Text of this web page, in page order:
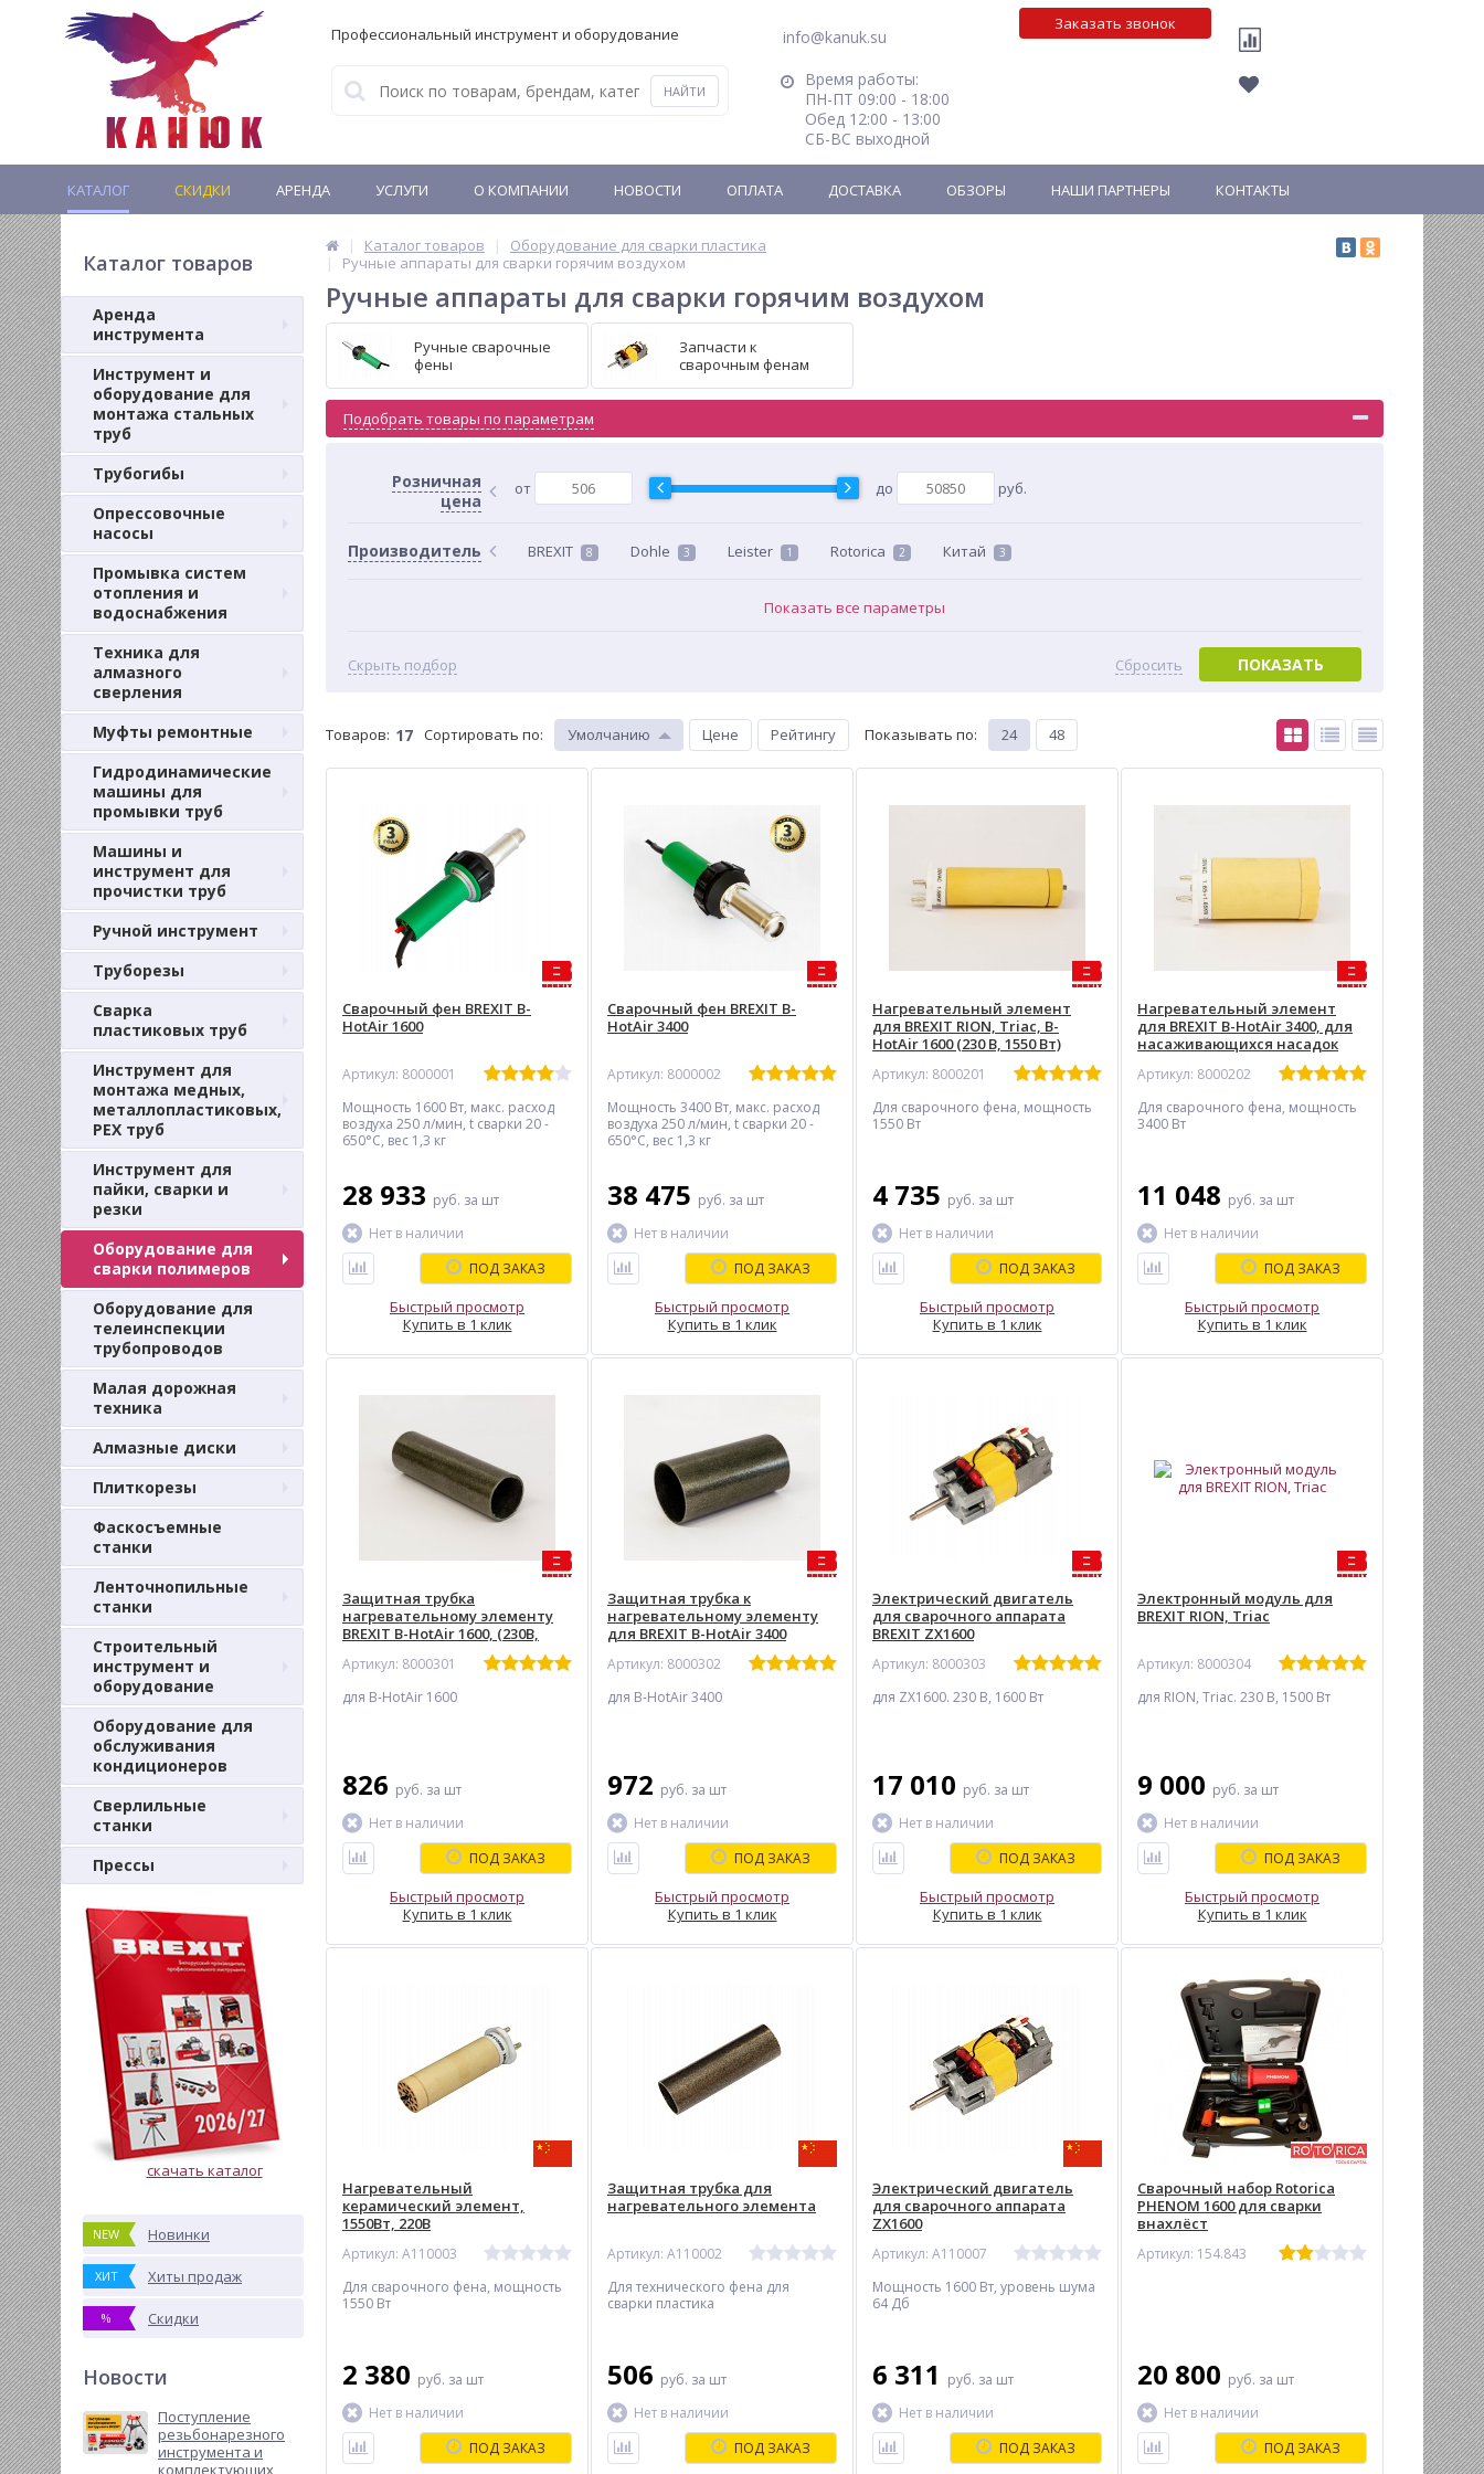
Профессиональный инструмент и оборудование
info@kanuk.su
Время работы:
ПН-ПТ 09:00 - 18:00
Обед 12:00 - 13:00
СБ-ВС выходной
Заказать звонок
КАТАЛОГ СКИДКИ АРЕНДА УСЛУГИ О КОМПАНИИ НОВОСТИ ОПЛАТА ДОСТАВКА ОБЗОРЫ НАШИ ПАРТНЕРЫ КОНТАКТЫ
Каталог товаров
Аренда
инструмента
Инструмент и
оборудование для
монтажа стальных
труб
Трубогибы
Опрессовочные
насосы
Промывка систем
отопления и
водоснабжения
Техника для
алмазного
сверления
Муфты ремонтные
Гидродинамические
машины для
промывки труб
Машины и
инструмент для
прочистки труб
Ручной инструмент
Труборезы
Сварка
пластиковых труб
Инструмент для
монтажа медных,
металлопластиковых,
PEX труб
Инструмент для
пайки, сварки и
резки
Оборудование для
сварки полимеров
Оборудование для
телеинспекции
трубопроводов
Малая дорожная
техника
Алмазные диски
Плиткорезы
Фаскосъемные
станки
Ленточнопильные
станки
Строительный
инструмент и
оборудование
Оборудование для
обслуживания
кондиционеров
Сверлильные
станки
Прессы
скачать каталог
NEW Новинки
ХИТ Хиты продаж
% Скидки
Новости
Поступление
резьбонарезного
инструмента и
комплектующих
Каталог товаров
Оборудование для сварки пластика
Ручные аппараты для сварки горячим воздухом
Ручные аппараты для сварки горячим воздухом
Ручные сварочные
фены
Запчасти к
сварочным фенам
Подобрать товары по параметрам
Розничная
цена
от до руб.
Производитель BREXIT 8 Dohle 3 Leister 1 Rotorica 2 Китай 3
Показать все параметры
Скрыть подбор ПОКАЗАТЬ
Сбросить
Товаров: 17 Сортировать по: Умолчанию Цене Рейтингу Показывать по: 24 48
Сварочный фен BREXIT B-
HotAir 1600
Артикул: 8000001
Мощность 1600 Вт, макс. расход
воздуха 250 л/мин, t сварки 20 -
650°С, вес 1,3 кг
28 933 руб. за шт
Нет в наличии
ПОД ЗАКАЗ
Быстрый просмотр
Купить в 1 клик
Сварочный фен BREXIT B-
HotAir 3400
Артикул: 8000002
Мощность 3400 Вт, макс. расход
воздуха 250 л/мин, t сварки 20 -
650°С, вес 1,3 кг
38 475 руб. за шт
Нет в наличии
ПОД ЗАКАЗ
Быстрый просмотр
Купить в 1 клик
Нагревательный элемент
для BREXIT RION, Triac, B-
HotAir 1600 (230 В, 1550 Вт)
Артикул: 8000201
Для сварочного фена, мощность
1550 Вт
4 735 руб. за шт
Нет в наличии
ПОД ЗАКАЗ
Быстрый просмотр
Купить в 1 клик
Нагревательный элемент
для BREXIT B-HotAir 3400, для
насаживающихся насадок
Артикул: 8000202
Для сварочного фена, мощность
3400 Вт
11 048 руб. за шт
Нет в наличии
ПОД ЗАКАЗ
Быстрый просмотр
Купить в 1 клик
Защитная трубка
нагревательному элементу
BREXIT B-HotAir 1600, (230В,
Артикул: 8000301
для B-HotAir 1600
826 руб. за шт
Нет в наличии
ПОД ЗАКАЗ
Быстрый просмотр
Купить в 1 клик
Защитная трубка к
нагревательному элементу
для BREXIT B-HotAir 3400
Артикул: 8000302
для B-HotAir 3400
972 руб. за шт
Нет в наличии
ПОД ЗАКАЗ
Быстрый просмотр
Купить в 1 клик
Электрический двигатель
для сварочного аппарата
BREXIT ZX1600
Артикул: 8000303
для ZX1600. 230 В, 1600 Вт
17 010 руб. за шт
Нет в наличии
ПОД ЗАКАЗ
Быстрый просмотр
Купить в 1 клик
Электронный модуль для
BREXIT RION, Triac
Артикул: 8000304
для RION, Triac. 230 В, 1500 Вт
9 000 руб. за шт
Нет в наличии
ПОД ЗАКАЗ
Быстрый просмотр
Купить в 1 клик
Hагревательный
керамический элемент,
1550Вт, 220В
Артикул: A110003
Для сварочного фена, мощность
1550 Вт
2 380 руб. за шт
Нет в наличии
ПОД ЗАКАЗ
Защитная трубка для
нагревательного элемента
Артикул: A110002
Для технического фена для
сварки пластика
506 руб. за шт
Нет в наличии
ПОД ЗАКАЗ
Электрический двигатель
для сварочного аппарата
ZX1600
Артикул: A110007
Мощность 1600 Вт, уровень шума
64 Дб
6 311 руб. за шт
Нет в наличии
ПОД ЗАКАЗ
Сварочный набор Rotorica
PHENOM 1600 для сварки
внахлёст
Артикул: 154.843
20 800 руб. за шт
Нет в наличии
ПОД ЗАКАЗ